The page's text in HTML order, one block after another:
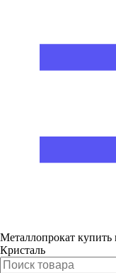
Металлопрокат
Кристаль